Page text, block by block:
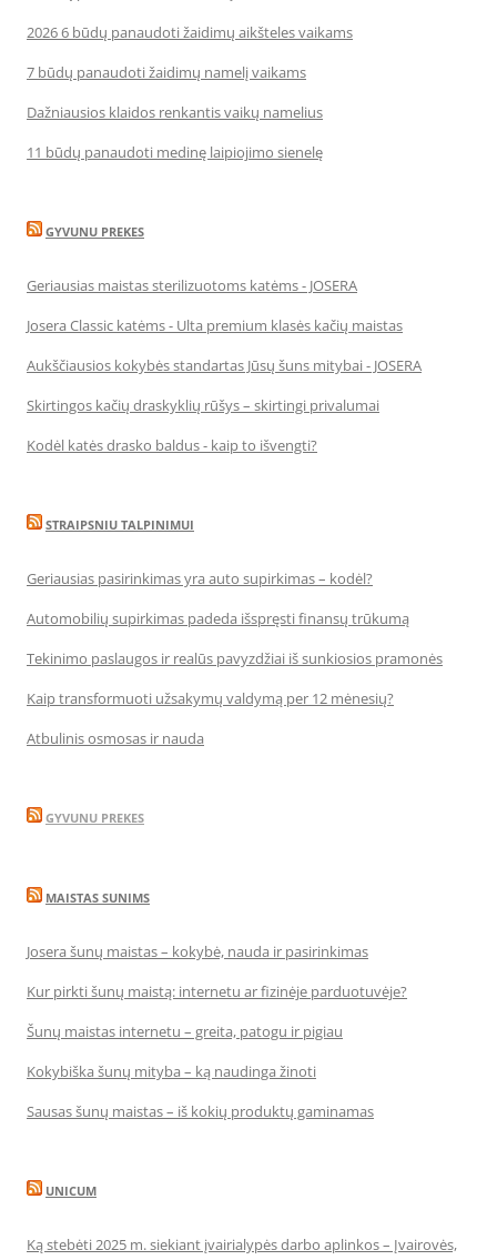
2026 6 būdų panaudoti žaidimų aikšteles vaikams
7 būdų panaudoti žaidimų namelį vaikams
Dažniausios klaidos renkantis vaikų namelius
11 būdų panaudoti medinę laipiojimo sienelę
GYVUNU PREKES
Geriausias maistas sterilizuotoms katėms - JOSERA
Josera Classic katėms - Ulta premium klasės kačių maistas
Aukščiausios kokybės standartas Jūsų šuns mitybai - JOSERA
Skirtingos kačių draskyklių rūšys – skirtingi privalumai
Kodėl katės drasko baldus - kaip to išvengti?
STRAIPSNIU TALPINIMUI
Geriausias pasirinkimas yra auto supirkimas – kodėl?
Automobilių supirkimas padeda išspręsti finansų trūkumą
Tekinimo paslaugos ir realūs pavyzdžiai iš sunkiosios pramonės
Kaip transformuoti užsakymų valdymą per 12 mėnesių?
Atbulinis osmosas ir nauda
GYVUNU PREKES
MAISTAS SUNIMS
Josera šunų maistas – kokybė, nauda ir pasirinkimas
Kur pirkti šunų maistą: internetu ar fizinėje parduotuvėje?
Šunų maistas internetu – greita, patogu ir pigiau
Kokybiška šunų mityba – ką naudinga žinoti
Sausas šunų maistas – iš kokių produktų gaminamas
UNICUM
Ką stebėti 2025 m. siekiant įvairialypės darbo aplinkos – Įvairovės,